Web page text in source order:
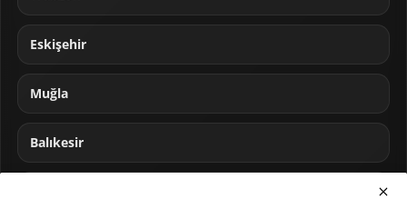
Eskişehir
Muğla
Balıkesir